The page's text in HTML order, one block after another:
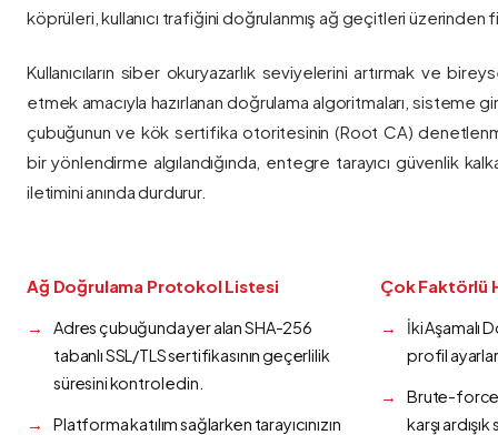
köprüleri, kullanıcı trafiğini doğrulanmış ağ geçitleri üzerinden
Kullanıcıların siber okuryazarlık seviyelerini artırmak ve
etmek amacıyla hazırlanan doğrulama algoritmaları, sisteme
çubuğunun ve kök sertifika otoritesinin (Root CA)
bir yönlendirme algılandığında, entegre tarayıcı güvenlik
iletimini anında durdurur.
Ağ Doğrulama Protokol Listesi
Adres çubuğunda yer alan SHA-256
tabanlı SSL/TLS sertifikasının geçerlilik
süresini kontrol edin.
Platforma katılım sağlarken tarayıcınızın
Çok Faktörlü
İki Aşamalı
profil
Brute-force
karşı